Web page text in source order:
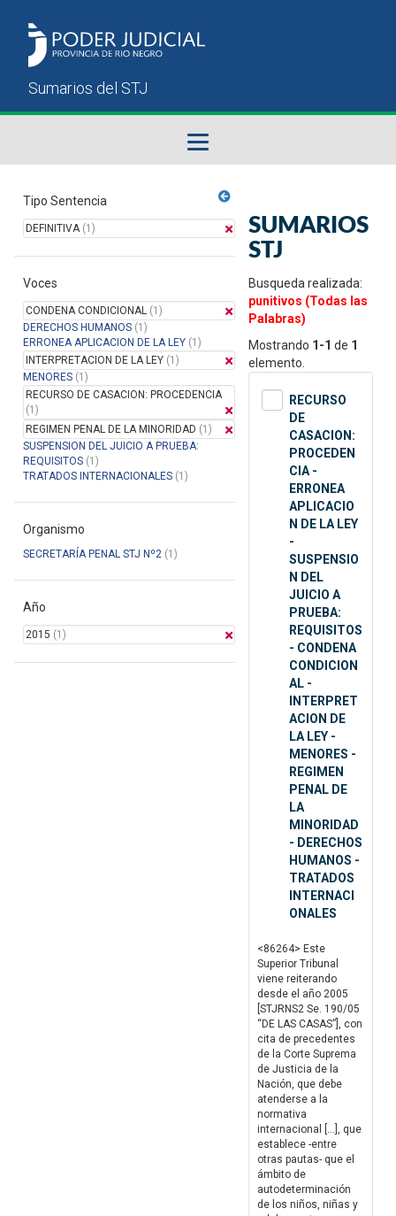
Sumarios del STJ
Manual del Usuario
Tipo Sentencia
DEFINITIVA(1)
Voces
CONDENA CONDICIONAL (1)
DERECHOS HUMANOS (1)
ERRONEA APLICACION DE LA LEY (1)
INTERPRETACION DE LA LEY (1)
MENORES (1)
RECURSO DE CASACION: PROCEDENCIA
(1)
REGIMEN PENAL DE LA MINORIDAD (1)
SUSPENSION DEL JUICIO A PRUEBA:
REQUISITOS (1)
TRATADOS INTERNACIONALES (1)
Organismo
SECRETARÍA PENAL STJ Nº2 (1)
Año
2015 (1)
SUMARIOS
STJ
Busqueda realizada:
punitivos (Todas las
Palabras)
Mostrando 1-1 de 1
elemento.
RECURSO
DE
CASACION:
PROCEDEN
CIA -
ERRONEA
APLICACIO
N DE LA LEY
-
SUSPENSIO
N DEL
JUICIO A
PRUEBA:
REQUISITOS
- CONDENA
CONDICION
AL -
INTERPRET
ACION DE
LA LEY -
MENORES -
REGIMEN
PENAL DE
LA
MINORIDAD
- DERECHOS
HUMANOS -
TRATADOS
INTERNACI
ONALES
<86264> Este
Superior Tribunal
viene reiterando
desde el año 2005
[STJRNS2 Se. 190/05
“DE LAS CASAS”], con
cita de precedentes
de la Corte Suprema
de Justicia de la
Nación, que debe
atenderse a la
normativa
internacional […], que
establece -entre
otras pautas- que el
ámbito de
autodeterminación
de los niños, niñas y